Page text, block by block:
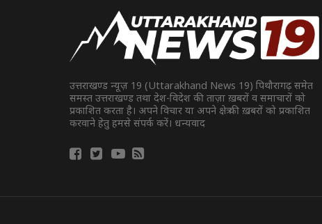
उत्तराखण्ड न्यूज़ 19 (Uttarakhand News 19) पिथौरागढ़ समेत
समस्त उत्तराखण्ड तथा देश-विदेश की ताज़ा ख़बरों व समाचारों को
प्रकाशित करता है। अपने विचार या अपने क्षेत्र की ख़बरों को प्रकाशित
करवाने हेतु हमसे संपर्क करें। धन्यवाद